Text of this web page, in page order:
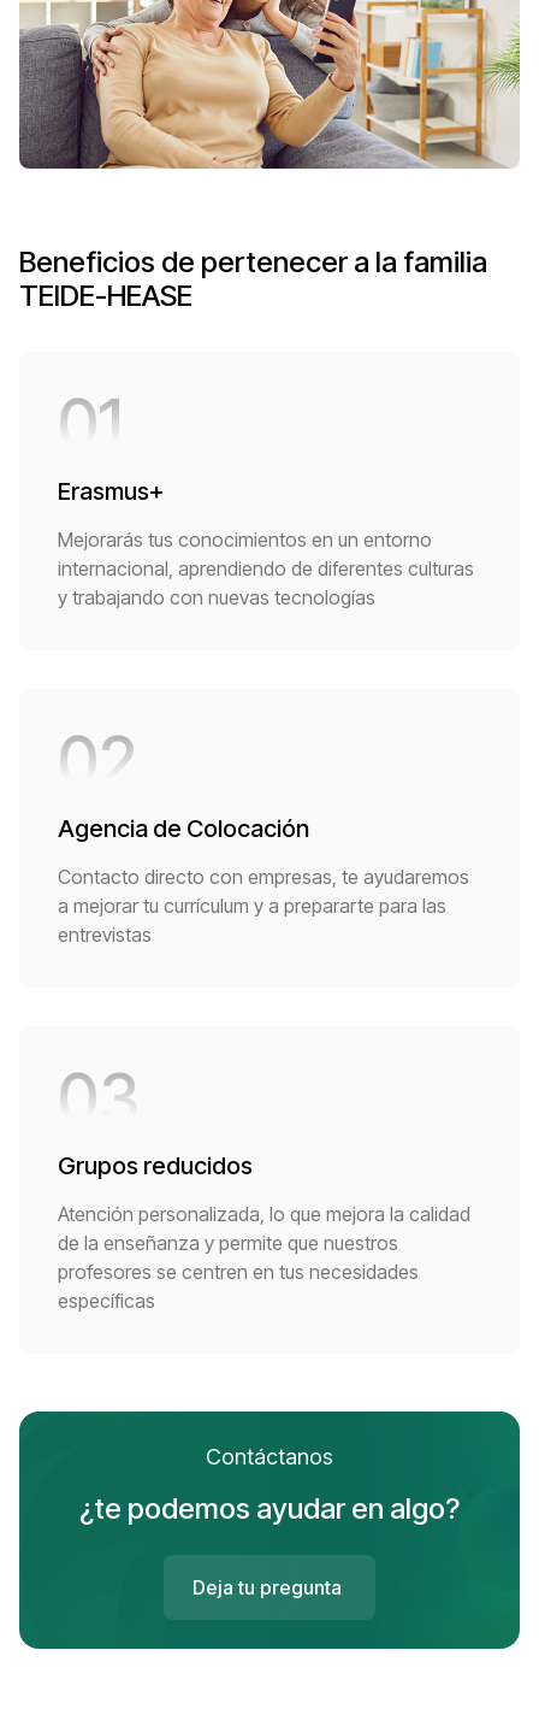
Beneficios de pertenecer a la familia
TEIDE-HEASE
01
Erasmus+
Mejorarás tus conocimientos en un entorno
internacional, aprendiendo de diferentes culturas
y trabajando con nuevas tecnologías
02
Agencia de Colocación
Contacto directo con empresas, te ayudaremos
a mejorar tu currículum y a prepararte para las
entrevistas
03
Grupos reducidos
Atención personalizada, lo que mejora la calidad
de la enseñanza y permite que nuestros
profesores se centren en tus necesidades
específicas
Contáctanos
¿te podemos ayudar en algo?
Deja tu pregunta